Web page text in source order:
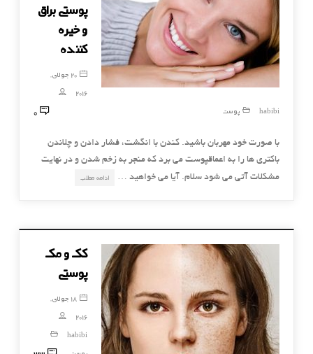
پوستی براق
و خیره
کننده
20 جولای,
2016
habibi
پوست 0
با صورت خود مهربان باشید. کندن با انگشت، فشار دادن و چلاندن
باکتری ها را به اعماقپوست می برد که منجر به زخم شدن و در نهایت
مشکلات آتی می شود سلام. آیا می خواهید …
ادامه مطلب
کک و مک
پوستی
18 جولای,
2016
habibi